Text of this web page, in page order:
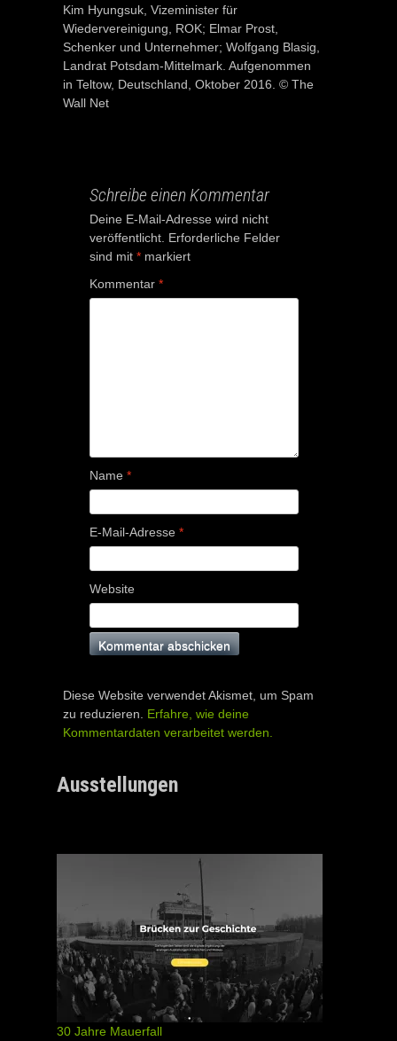
Kim Hyungsuk, Vizeminister für
Wiedervereinigung, ROK; Elmar Prost,
Schenker und Unternehmer; Wolfgang Blasig,
Landrat Potsdam-Mittelmark. Aufgenommen
in Teltow, Deutschland, Oktober 2016. © The
Wall Net
Schreibe einen Kommentar
Deine E-Mail-Adresse wird nicht
veröffentlicht. Erforderliche Felder
sind mit * markiert
Kommentar *
Name *
E-Mail-Adresse *
Website
Diese Website verwendet Akismet, um Spam
zu reduzieren. Erfahre, wie deine
Kommentardaten verarbeitet werden.
Ausstellungen
30 Jahre Mauerfall